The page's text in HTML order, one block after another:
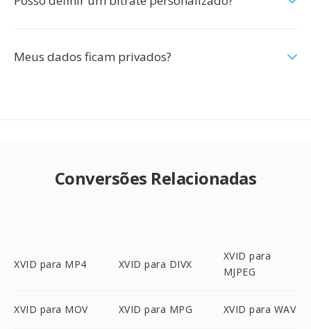
Meus dados ficam privados?
Conversões Relacionadas
XVID para MP4 XVID para DIVX
XVID para
MJPEG
XVID para MOV XVID para MPG XVID para WAV